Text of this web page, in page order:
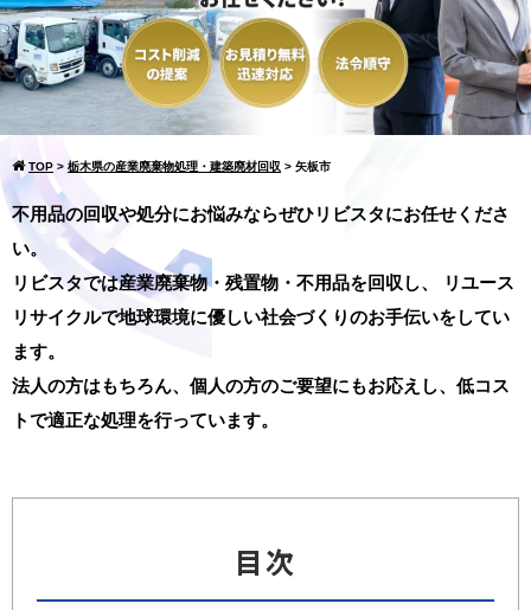
TOP > 栃木県の産業廃棄物処理・建築廃材回収 > 矢板市
不用品の回収や処分にお悩みならぜひリビスタにお任せくださ
い。
リビスタでは産業廃棄物・残置物・不用品を回収し、
リユース
リサイクルで地球環境に優しい社会づくりのお手伝いをしてい
ます。
法人の方はもちろん、個人の方のご要望にもお応えし、低コス
トで適正な処理を行っています。
目次